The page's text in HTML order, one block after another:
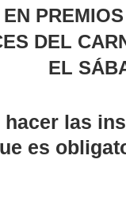
DEL
EL
hacer las
es